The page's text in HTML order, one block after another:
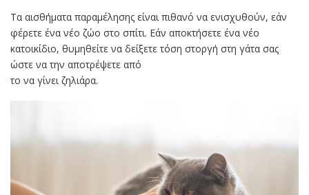
Τα αισθήματα παραμέλησης είναι πιθανό να ενισχυθούν, εάν
φέρετε ένα νέο ζώο στο σπίτι. Εάν αποκτήσετε ένα νέο
κατοικίδιο, θυμηθείτε να δείξετε τόση στοργή στη γάτα σας
ώστε να την αποτρέψετε από
το να γίνει ζηλιάρα.